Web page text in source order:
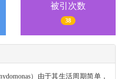
被引次数
38
）由于其生活周期简单，